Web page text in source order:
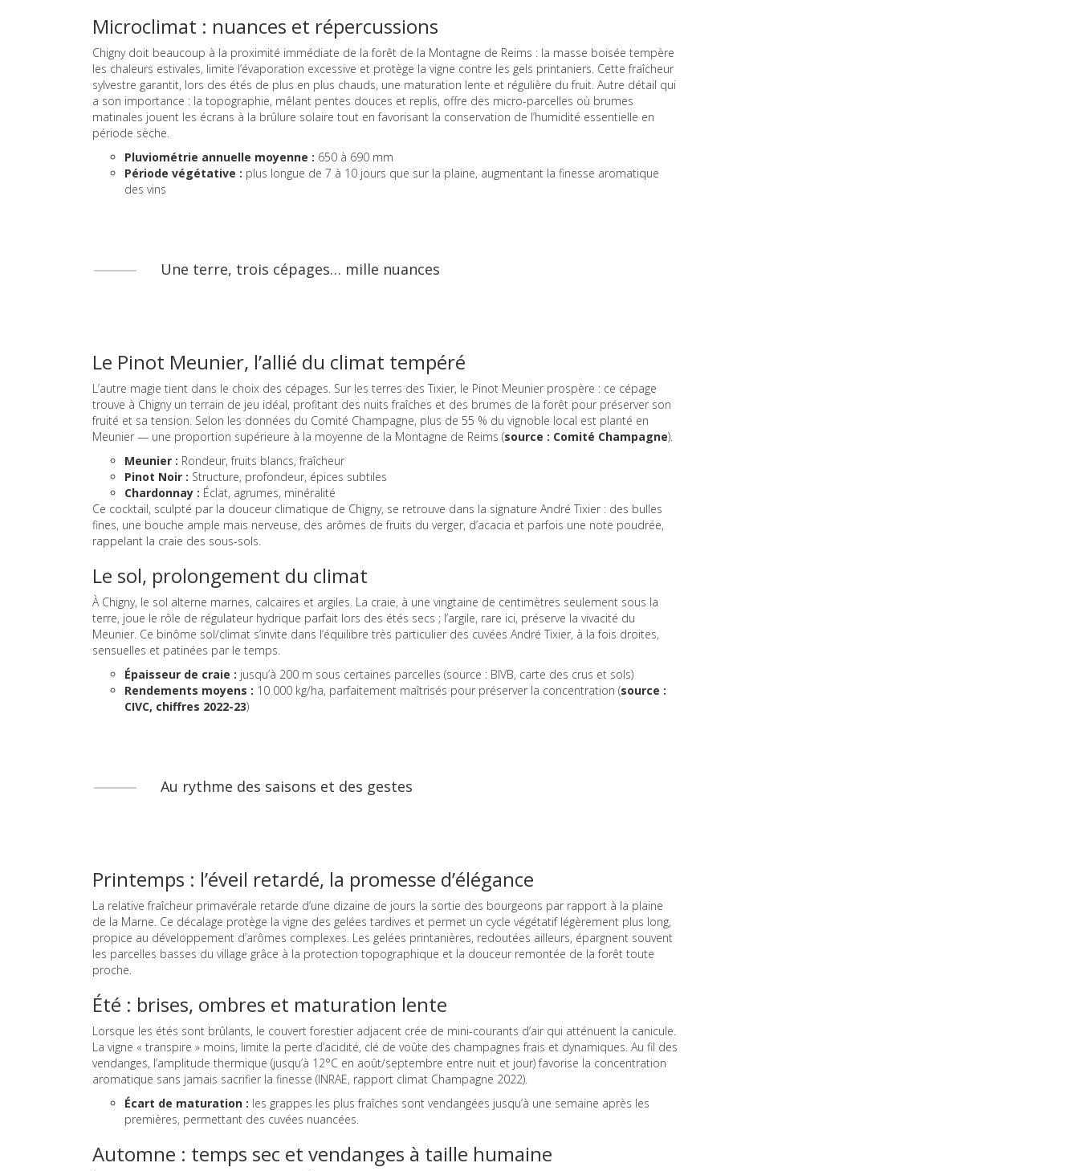
Microclimat : nuances et répercussions
Chigny doit beaucoup à la proximité immédiate de la forêt de la Montagne de Reims : la masse boisée tempère
les chaleurs estivales, limite l’évaporation excessive et protège la vigne contre les gels printaniers. Cette fraîcheur
sylvestre garantit, lors des étés de plus en plus chauds, une maturation lente et régulière du fruit. Autre détail qui
a son importance : la topographie, mêlant pentes douces et replis, offre des micro-parcelles où brumes
matinales jouent les écrans à la brûlure solaire tout en favorisant la conservation de l’humidité essentielle en
période sèche.
Pluviométrie annuelle moyenne : 650 à 690 mm
Période végétative : plus longue de 7 à 10 jours que sur la plaine, augmentant la finesse aromatique
des vins
Une terre, trois cépages… mille nuances
Le Pinot Meunier, l’allié du climat tempéré
L’autre magie tient dans le choix des cépages. Sur les terres des Tixier, le Pinot Meunier prospère : ce cépage
trouve à Chigny un terrain de jeu idéal, profitant des nuits fraîches et des brumes de la forêt pour préserver son
fruité et sa tension. Selon les données du Comité Champagne, plus de 55 % du vignoble local est planté en
Meunier — une proportion supérieure à la moyenne de la Montagne de Reims (source : Comité Champagne).
Meunier : Rondeur, fruits blancs, fraîcheur
Pinot Noir : Structure, profondeur, épices subtiles
Chardonnay : Éclat, agrumes, minéralité
Ce cocktail, sculpté par la douceur climatique de Chigny, se retrouve dans la signature André Tixier : des bulles
fines, une bouche ample mais nerveuse, des arômes de fruits du verger, d’acacia et parfois une note poudrée,
rappelant la craie des sous-sols.
Le sol, prolongement du climat
À Chigny, le sol alterne marnes, calcaires et argiles. La craie, à une vingtaine de centimètres seulement sous la
terre, joue le rôle de régulateur hydrique parfait lors des étés secs ; l’argile, rare ici, préserve la vivacité du
Meunier. Ce binôme sol/climat s’invite dans l’équilibre très particulier des cuvées André Tixier, à la fois droites,
sensuelles et patinées par le temps.
Épaisseur de craie : jusqu’à 200 m sous certaines parcelles (source : BIVB, carte des crus et sols)
Rendements moyens : 10 000 kg/ha, parfaitement maîtrisés pour préserver la concentration (source :
CIVC, chiffres 2022-23)
Au rythme des saisons et des gestes
Printemps : l’éveil retardé, la promesse d’élégance
La relative fraîcheur primavérale retarde d’une dizaine de jours la sortie des bourgeons par rapport à la plaine
de la Marne. Ce décalage protège la vigne des gelées tardives et permet un cycle végétatif légèrement plus long,
propice au développement d’arômes complexes. Les gelées printanières, redoutées ailleurs, épargnent souvent
les parcelles basses du village grâce à la protection topographique et la douceur remontée de la forêt toute
proche.
Été : brises, ombres et maturation lente
Lorsque les étés sont brûlants, le couvert forestier adjacent crée de mini-courants d’air qui atténuent la canicule.
La vigne « transpire » moins, limite la perte d’acidité, clé de voûte des champagnes frais et dynamiques. Au fil des
vendanges, l’amplitude thermique (jusqu’à 12°C en août/septembre entre nuit et jour) favorise la concentration
aromatique sans jamais sacrifier la finesse (INRAE, rapport climat Champagne 2022).
Écart de maturation : les grappes les plus fraîches sont vendangées jusqu’à une semaine après les
premières, permettant des cuvées nuancées.
Automne : temps sec et vendanges à taille humaine